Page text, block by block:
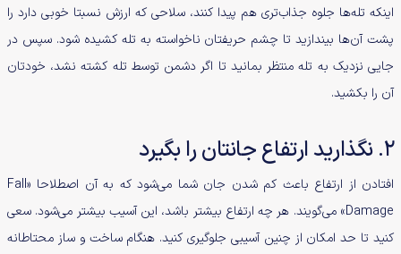
اینکه تله‌ها جلوه جذاب‌تری هم پیدا کنند، سلاحی که ارزش نسبتا خوبی دارد را
پشت آن‌ها بیندازید تا چشم حریفتان ناخواسته به تله کشیده شود. سپس در
جایی نزدیک به تله منتظر بمانید تا اگر دشمن توسط تله کشته نشد، خودتان
آن را بکشید.
2. نگذارید ارتفاع جانتان را بگیرد
افتادن از ارتفاع باعث کم شدن جان شما می‌شود که به آن اصطلاحا «Fall
Damage» می‌گویند. هر چه ارتفاع بیشتر باشد، این آسیب بیشتر می‌شود. سعی
کنید تا حد امکان از چنین آسیبی جلوگیری کنید. هنگام ساخت و ساز محتاطانه